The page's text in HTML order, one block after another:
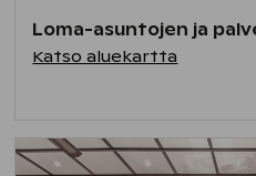
Loma-asuntojen ja
Katso aluekartta